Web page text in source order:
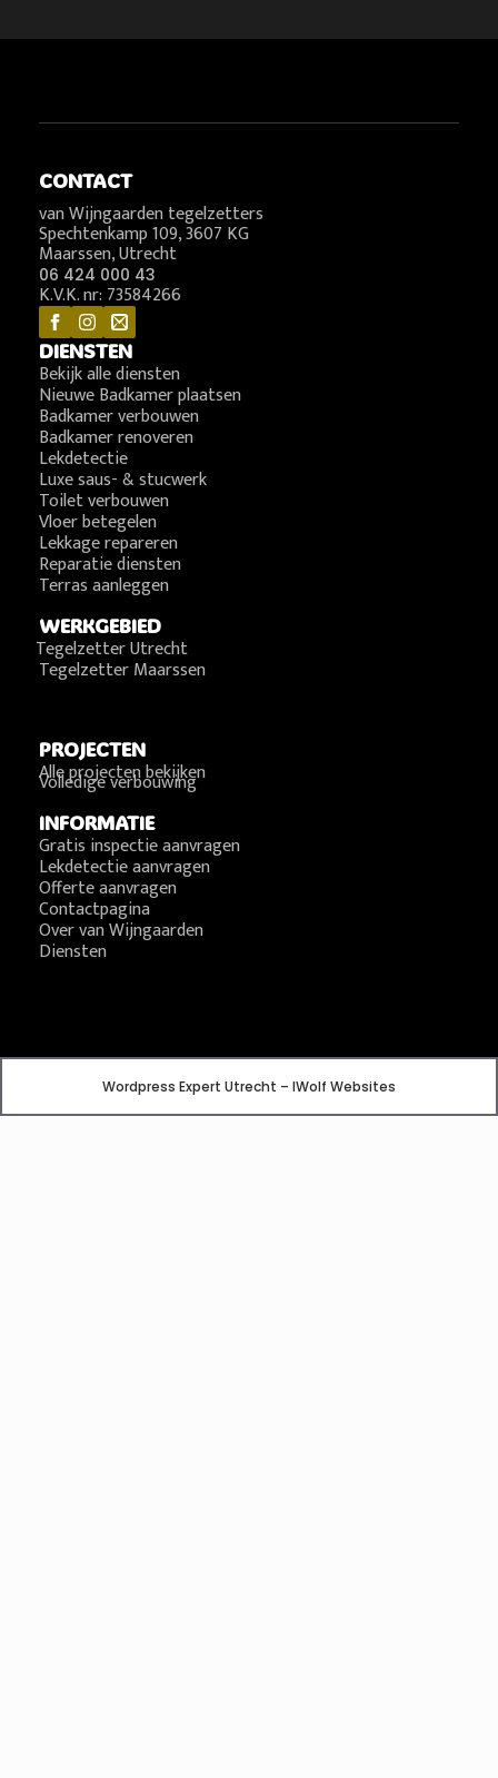
CONTACT
van Wijngaarden tegelzetters
Spechtenkamp 109, 3607 KG
Maarssen, Utrecht
06 424 000 43
K.V.K. nr: 73584266
DIENSTEN
Bekijk alle diensten
Nieuwe Badkamer plaatsen
Badkamer verbouwen
Badkamer renoveren
Lekdetectie
Luxe saus- & stucwerk
Toilet verbouwen
Vloer betegelen
Lekkage repareren
Reparatie diensten
Terras aanleggen
WERKGEBIED
Tegelzetter Utrecht
Tegelzetter Maarssen
PROJECTEN
Alle projecten bekijken
Volledige verbouwing
INFORMATIE
Gratis inspectie aanvragen
Lekdetectie aanvragen
Offerte aanvragen
Contactpagina
Over van Wijngaarden
Diensten
Wordpress Expert Utrecht – IWolf Websites